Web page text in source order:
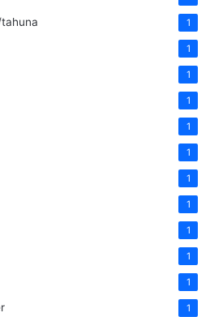
1
1
1
1
1
1
1
1
1
1
1
1